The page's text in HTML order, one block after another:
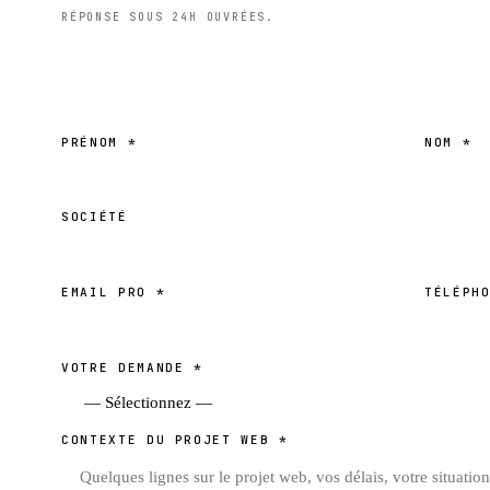
RÉPONSE SOUS 24H OUVRÉES.
PRÉNOM * NOM *
SOCIÉTÉ
EMAIL PRO *
VOTRE DEMANDE*
CONTEXTE DU PROJET WEB *